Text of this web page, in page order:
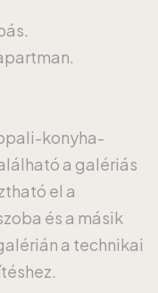
konyha-
a galériás
el a
és a másik
a technikai